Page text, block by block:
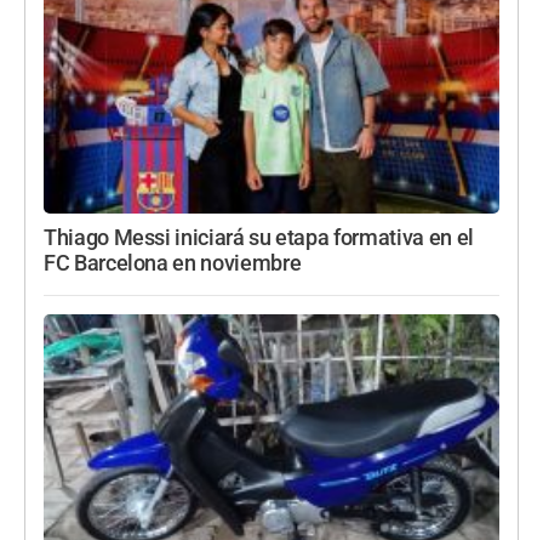
Thiago Messi iniciará su etapa formativa en el
FC Barcelona en noviembre